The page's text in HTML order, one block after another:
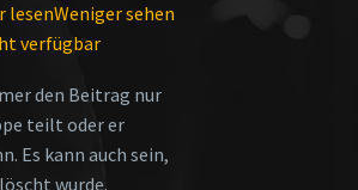
lesenWeniger sehen
verfügbar
den Beitrag nur
teilt oder er
Es kann auch sein,
wurde.